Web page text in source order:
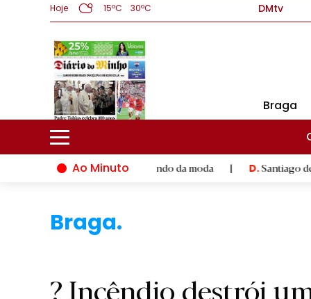
Hoje 15ºC 30ºC DMtv
Braga
Ao Minuto
e à inovação do mundo da moda | D.Santiago de
Braga.
? Incêndio destrói